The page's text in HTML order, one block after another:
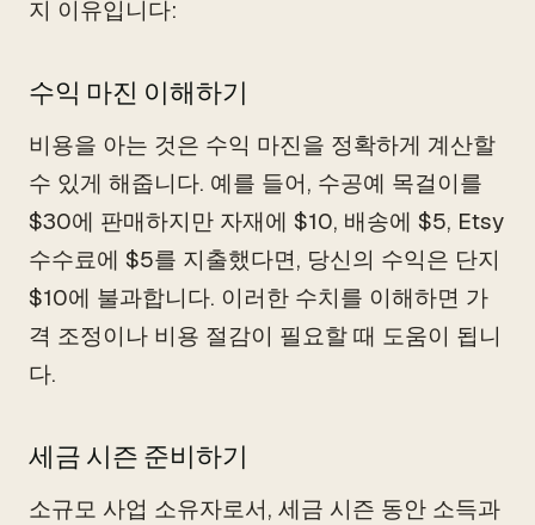
지 이유입니다:
수익 마진 이해하기
비용을 아는 것은 수익 마진을 정확하게 계산할
수 있게 해줍니다. 예를 들어, 수공예 목걸이를
$30에 판매하지만 자재에 $10, 배송에 $5, Etsy
수수료에 $5를 지출했다면, 당신의 수익은 단지
$10에 불과합니다. 이러한 수치를 이해하면 가
격 조정이나 비용 절감이 필요할 때 도움이 됩니
다.
세금 시즌 준비하기
소규모 사업 소유자로서, 세금 시즌 동안 소득과